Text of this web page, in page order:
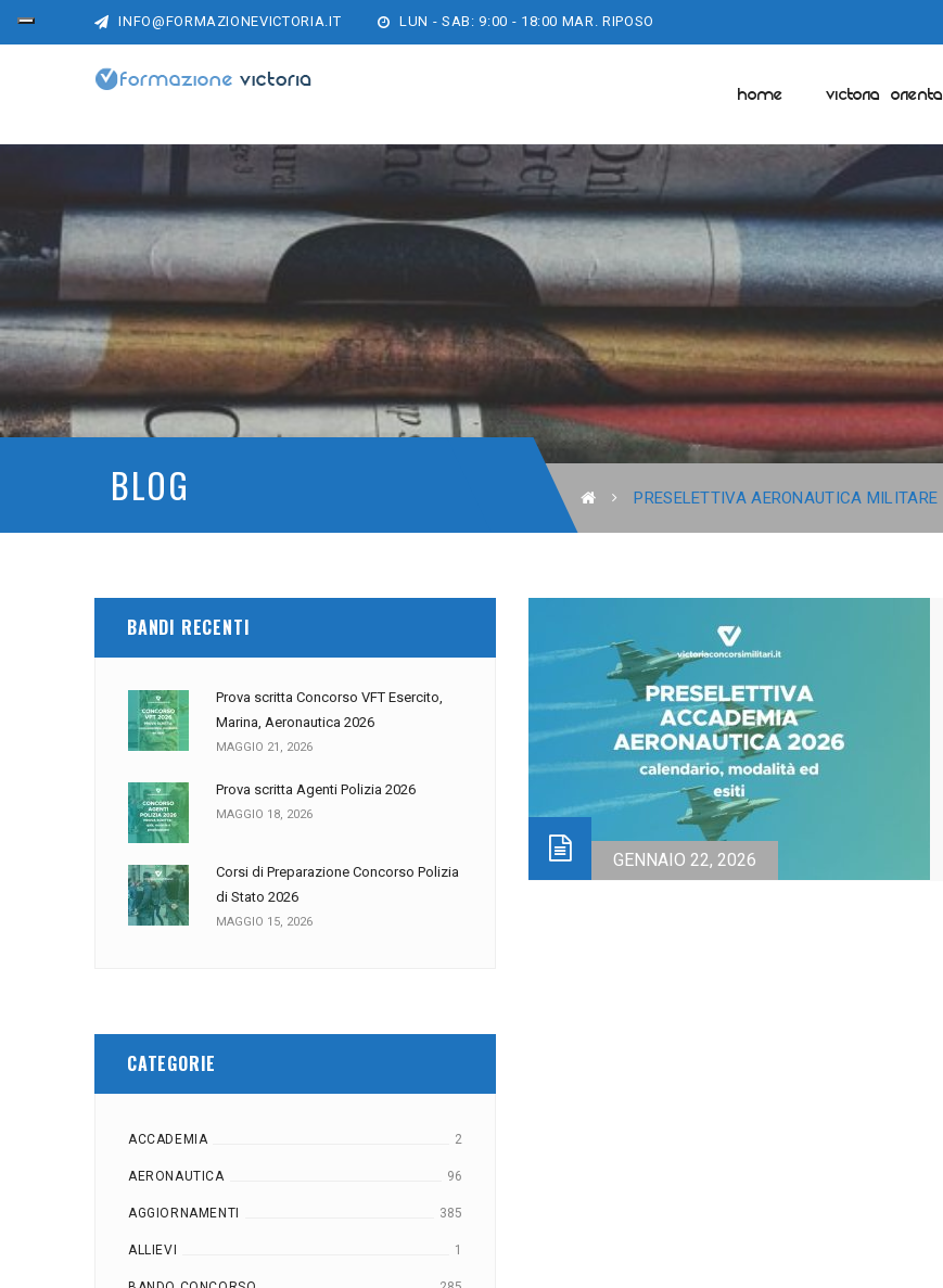
INFO@FORMAZIONEVICTORIA.IT LUN - SAB: 9:00 - 18:00 MAR. RIPOSO
HOME VICTORIA ORIENTA
BLOG PRESELETTIVA AERONAUTICA MILITARE
BANDI RECENTI
Prova scritta Concorso VFT Esercito,
Marina, Aeronautica 2026
MAGGIO 21, 2026
Prova scritta Agenti Polizia 2026
MAGGIO 18, 2026
Corsi di Preparazione Concorso Polizia
di Stato 2026
MAGGIO 15, 2026
CATEGORIE
ACCADEMIA 2
AERONAUTICA 96
AGGIORNAMENTI 385
ALLIEVI 1
GENNAIO 22, 2026